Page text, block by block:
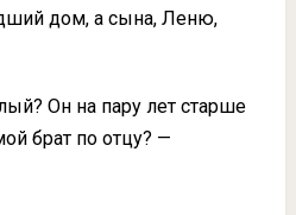
дом, а сына, Леню,
Он на пару лет старше
брат по отцу? —